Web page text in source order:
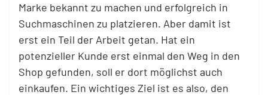
Marke bekannt zu machen und erfolgreich in
Suchmaschinen zu platzieren. Aber damit ist
erst ein Teil der Arbeit getan. Hat ein
potenzieller Kunde erst einmal den Weg in den
Shop gefunden, soll er dort möglichst auch
einkaufen. Ein wichtiges Ziel ist es also, den